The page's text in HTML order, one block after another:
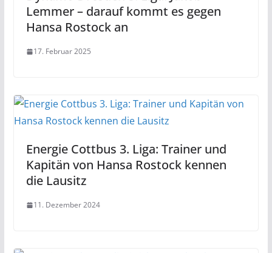
Lemmer – darauf kommt es gegen
Hansa Rostock an
17. Februar 2025
Energie Cottbus 3. Liga: Trainer und
Kapitän von Hansa Rostock kennen
die Lausitz
11. Dezember 2024